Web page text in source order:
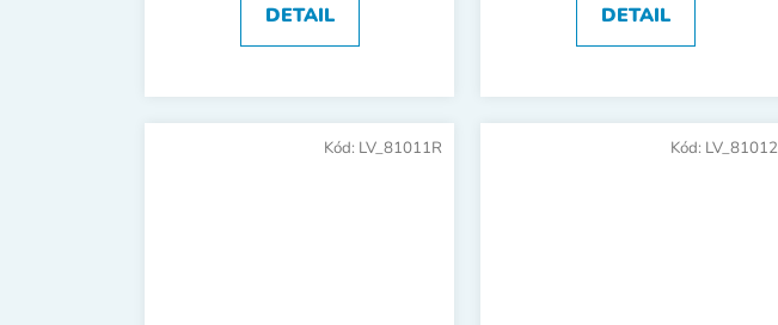
DETAIL DETAIL
Kód: LV_81011R Kód: LV_81012